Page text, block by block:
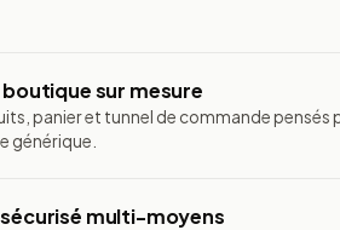
boutique sur mesure
panier et tunnel de commande pensés
générique.
multi-moyens